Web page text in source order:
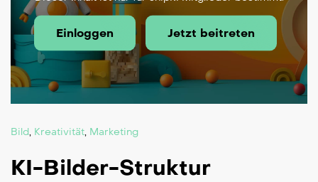
Einloggen Jetzt beitreten
Bild, Kreativität, Marketing
KI-Bilder-Struktur